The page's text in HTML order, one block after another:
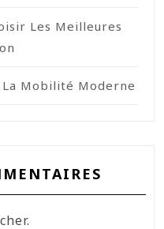
Les Meilleures
Mobilité Moderne